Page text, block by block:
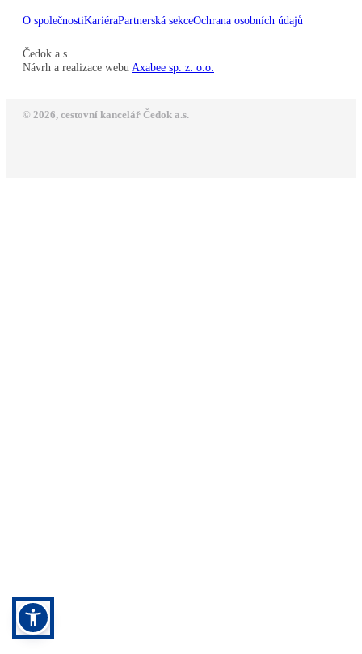
O společnostiKariéraPartnerská sekceOchrana osobních údajů
Čedok a.s
Návrh a realizace webu Axabee sp. z. o.o.
© 2026, cestovní kancelář Čedok a.s.